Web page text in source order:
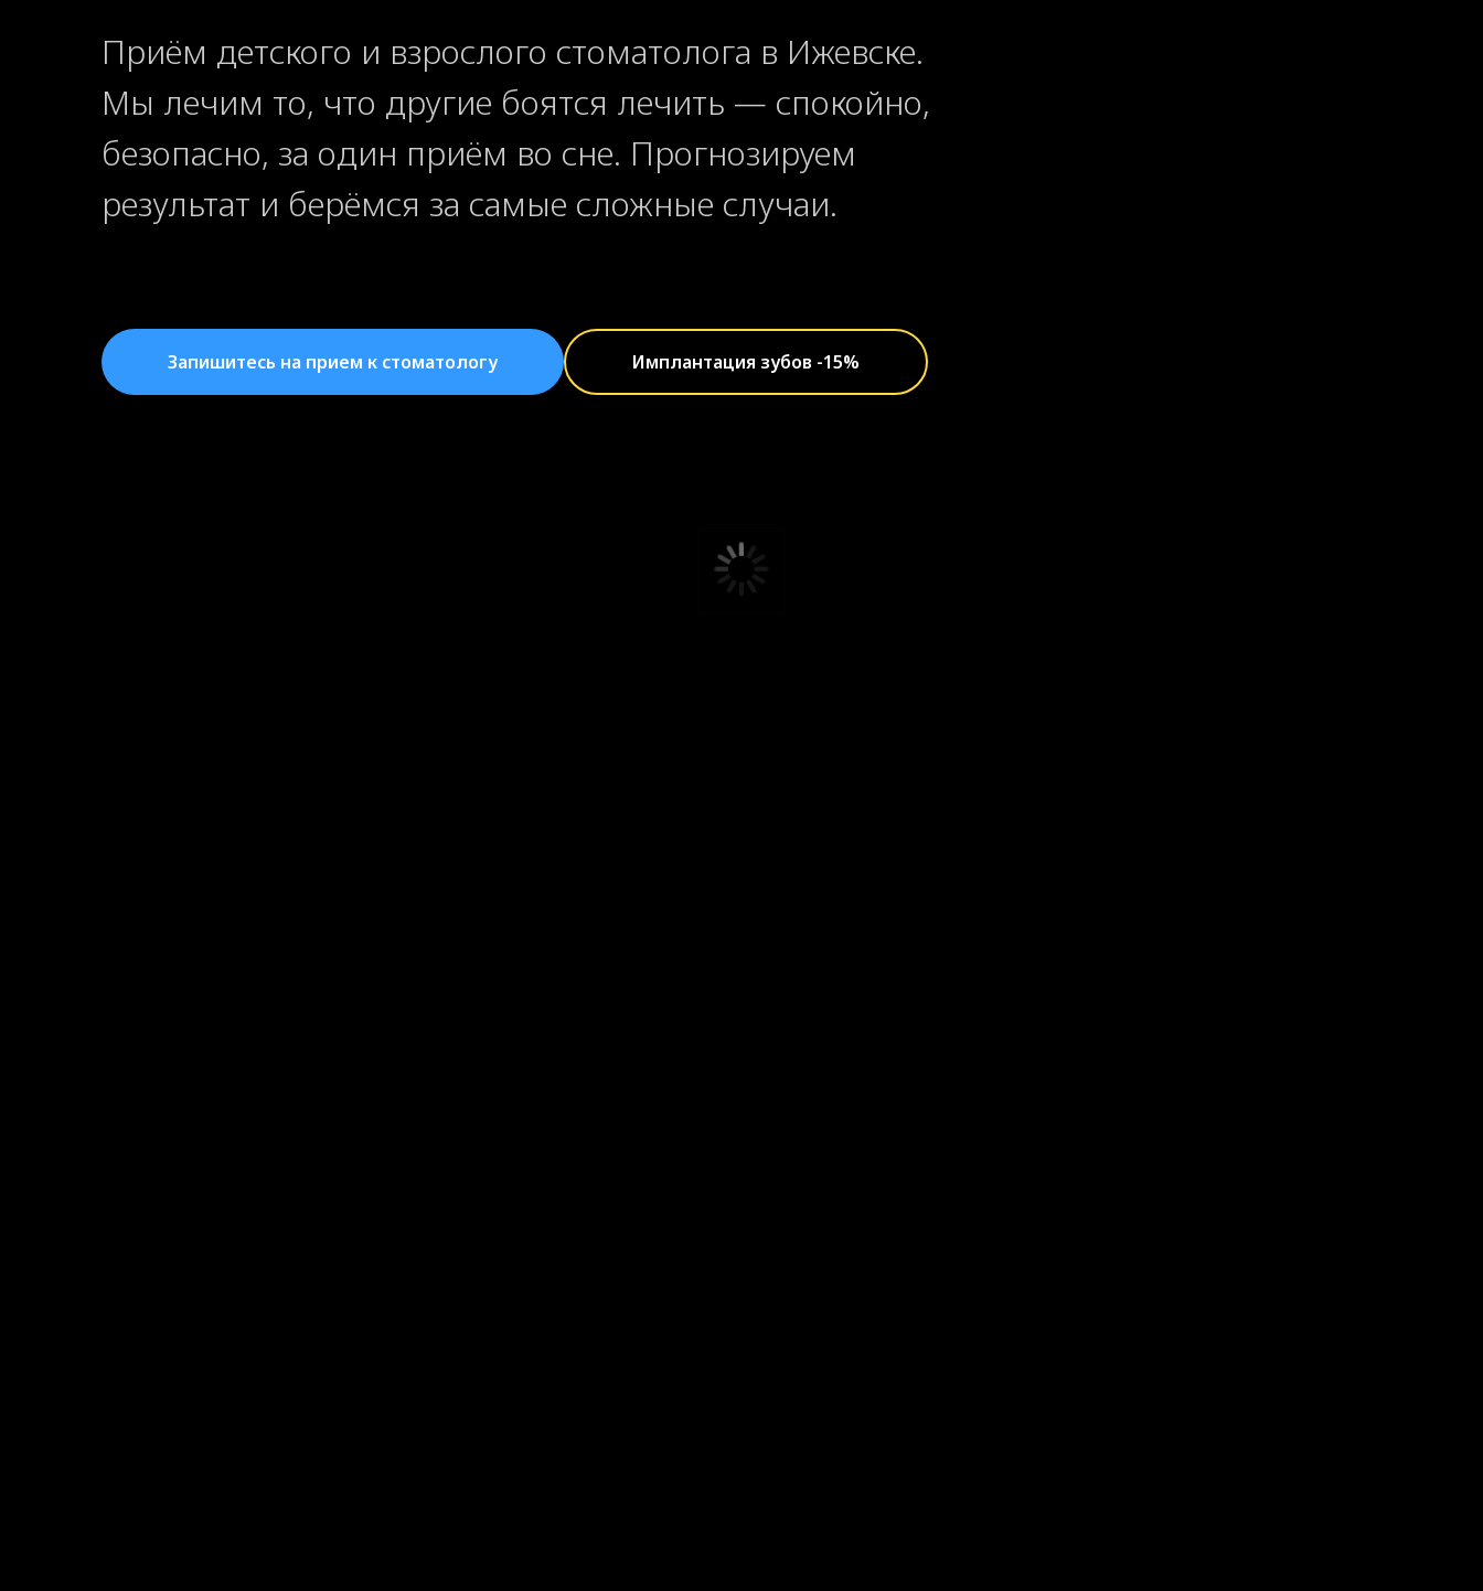
Приём детского и взрослого стоматолога в Ижевске.
Мы лечим то, что другие боятся лечить — спокойно,
безопасно, за один приём во сне. Прогнозируем
результат и берёмся за самые сложные случаи.
Запишитесь на прием к стоматологу Имплантация зубов -15%